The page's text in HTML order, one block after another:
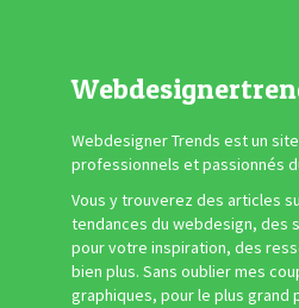
Webdesigner Trends est un
professionnels et passionnés
Vous y trouverez des articles
tendances du webdesign, des
pour votre inspiration, des
bien plus. Sans oublier mes
graphiques, pour le plus grand